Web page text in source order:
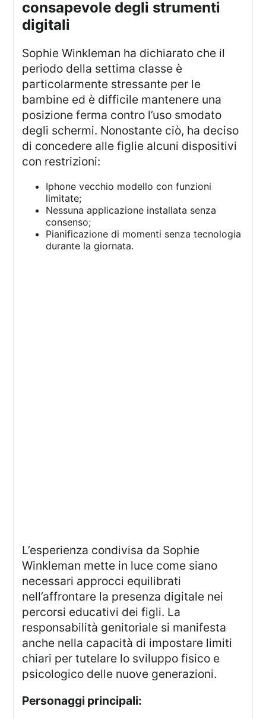
consapevole degli strumenti
digitali
Sophie Winkleman ha dichiarato che il
periodo della settima classe è
particolarmente stressante per le
bambine ed è difficile mantenere una
posizione ferma contro l’uso smodato
degli schermi. Nonostante ciò, ha deciso
di concedere alle figlie alcuni dispositivi
con restrizioni:
Iphone vecchio modello con funzioni
limitate;
Nessuna applicazione installata senza
consenso;
Pianificazione di momenti senza tecnologia
durante la giornata.
L’esperienza condivisa da Sophie
Winkleman mette in luce come siano
necessari approcci equilibrati
nell’affrontare la presenza digitale nei
percorsi educativi dei figli. La
responsabilità genitoriale si manifesta
anche nella capacità di impostare limiti
chiari per tutelare lo sviluppo fisico e
psicologico delle nuove generazioni.
Personaggi principali: